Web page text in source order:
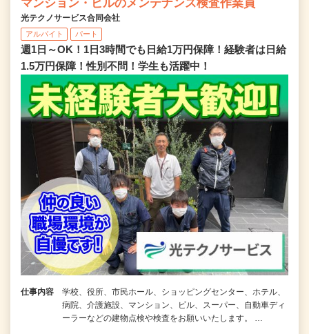
マンション・ビルのメンテナンス検査作業員
光テクノサービス合同会社
アルバイト パート
週1日～OK！1日3時間でも日給1万円保障！経験者は日給
1.5万円保障！性別不問！学生も活躍中！
仕事内容
学校、役所、市民ホール、ショッピングセンター、ホテル、
病院、介護施設、マンション、ビル、スーパー、自動車ディ
ーラーなどの建物点検や検査をお願いいたします。 …